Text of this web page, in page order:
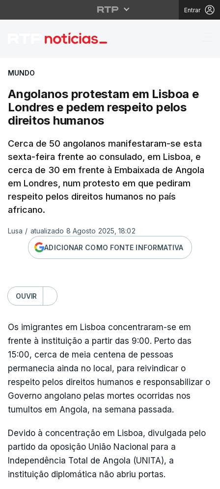
Entrar
Angolanos protestam
MUNDO
Angolanos protestam em Lisboa e
Londres e pedem respeito pelos
direitos humanos
Cerca de 50 angolanos manifestaram-se esta
sexta-feira frente ao consulado, em Lisboa, e
cerca de 30 em frente à Embaixada de Angola
em Londres, num protesto em que pediram
respeito pelos direitos humanos no país
africano.
Lusa / atualizado 8 Agosto 2025, 18:02
ADICIONAR COMO FONTE INFORMATIVA
OUVIR
Os imigrantes em Lisboa concentraram-se em
frente à instituição a partir das 9:00. Perto das
15:00, cerca de meia centena de pessoas
permanecia ainda no local, para reivindicar o
respeito pelos direitos humanos e responsabilizar o
Governo angolano pelas mortes ocorridas nos
tumultos em Angola, na semana passada.
Devido à concentração em Lisboa, divulgada pelo
partido da oposição União Nacional para a
Independência Total de Angola (UNITA), a
instituição diplomática não abriu portas.